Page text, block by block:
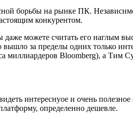
борьбы на рынке ПК.
конкурентом.
можете считать его наглым
за пределы одних только
миллиардеров Bloomberg), а Тим
интереснуое и очень
определенно дешевле.